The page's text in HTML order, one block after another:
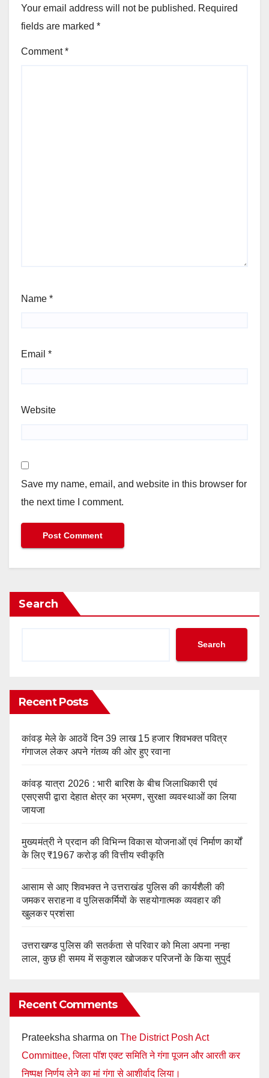
Your email address will not be published. Required
fields are marked *
Comment*
Name *
Email *
Website
Save my name, email, and website in this browser for
the next time I comment.
Search
Search
Recent Posts
कांवड़ मेले के आठवें दिन 39 लाख 15 हजार शिवभक्त पवित्र
गंगाजल लेकर अपने गंतव्य की ओर हुए रवाना
कांवड़ यात्रा 2026 : भारी बारिश के बीच जिलाधिकारी एवं
एसएसपी द्वारा देहात क्षेत्र का भ्रमण, सुरक्षा व्यवस्थाओं का लिया
जायजा
मुख्यमंत्री ने प्रदान की विभिन्न विकास योजनाओं एवं निर्माण कार्यों
के लिए ₹1967 करोड़ की वित्तीय स्वीकृति
आसाम से आए शिवभक्त ने उत्तराखंड पुलिस की कार्यशैली की
जमकर सराहना व पुलिसकर्मियों के सहयोगात्मक व्यवहार की
खुलकर प्रशंसा
उत्तराखण्ड पुलिस की सतर्कता से परिवार को मिला अपना नन्हा
लाल, कुछ ही समय में सकुशल खोजकर परिजनों के किया सुपुर्द
Recent Comments
Prateeksha sharma on The District Posh Act
Committee, जिला पॉश एक्ट समिति ने गंगा पूजन और आरती कर
निष्पक्ष निर्णय लेने का मां गंगा से आशीर्वाद लिया।